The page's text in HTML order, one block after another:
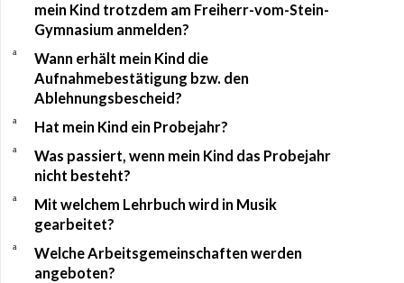
mein Kind trotzdem am Freiherr-vom-Stein-
Gymnasium anmelden?
a
Wann erhält mein Kind die
Aufnahmebestätigung bzw. den
Ablehnungsbescheid?
a Hat mein Kind ein Probejahr?
a
Was passiert, wenn mein Kind das Probejahr
nicht besteht?
a
Mit welchem Lehrbuch wird in Musik
gearbeitet?
a
Welche Arbeitsgemeinschaften werden
angeboten?